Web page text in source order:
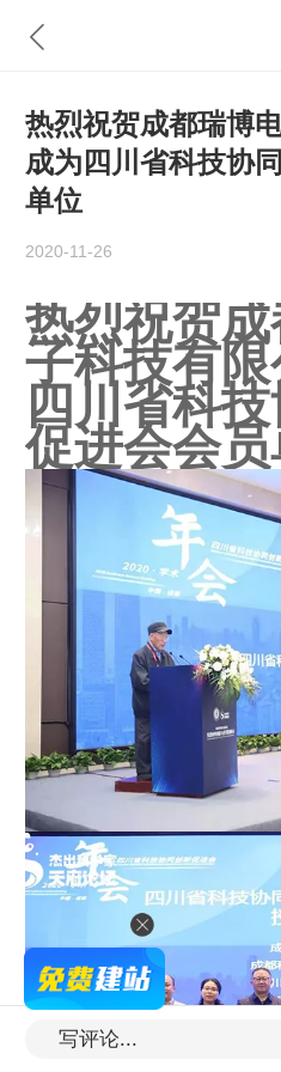
热烈祝贺成都瑞博
成为四川省科技协
单位
2020-11-26
热烈祝贺
子科技有
四川省科
促进会会员
写评论...